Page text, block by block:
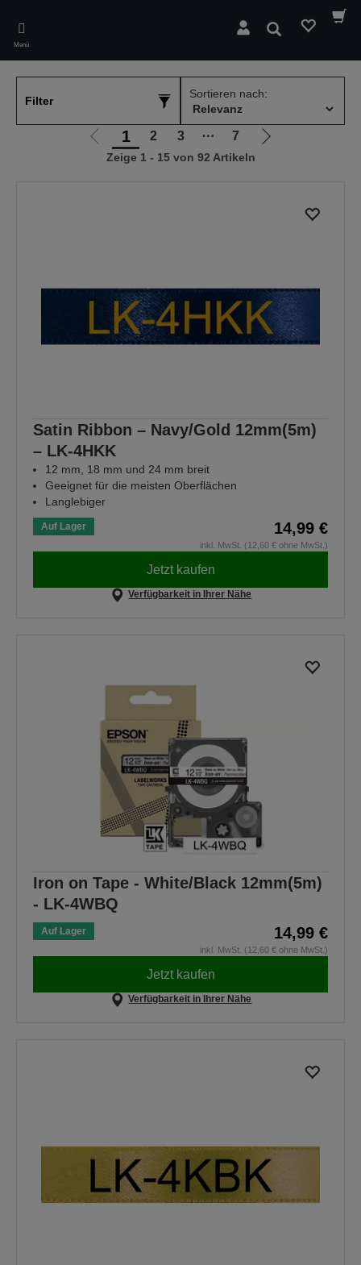
main
content
Menü
Suchen
Filter
Sortieren nach:
Zur
vorherigen
1 2 3 ⋯ 7
Zur
Zeige 1 - 15 von 92 Artikeln
Satin Ribbon – Navy/Gold 12mm(5m)
– LK-4HKK
12 mm, 18 mm und 24 mm breit
Geeignet für die meisten Oberflächen
Langlebiger
Auf Lager 14,99 €
inkl. MwSt. (12,60 € ohne MwSt.)
Jetzt kaufen
Verfügbarkeit in Ihrer Nähe
Iron on Tape - White/Black 12mm(5m)
- LK-4WBQ
Auf Lager 14,99 €
inkl. MwSt. (12,60 € ohne MwSt.)
Jetzt kaufen
Verfügbarkeit in Ihrer Nähe